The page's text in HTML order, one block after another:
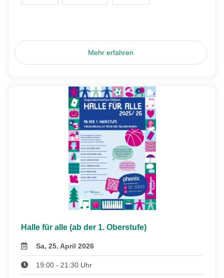
Mehr erfahren
Halle für alle (ab der 1. Oberstufe)
Sa, 25. April 2026
19:00 - 21:30 Uhr